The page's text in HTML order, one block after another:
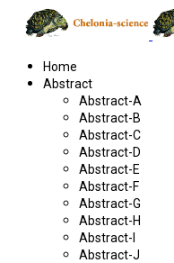
Home
Abstract
Abstract-A
Abstract-B
Abstract-C
Abstract-D
Abstract-E
Abstract-F
Abstract-G
Abstract-H
Abstract-I
Abstract-J